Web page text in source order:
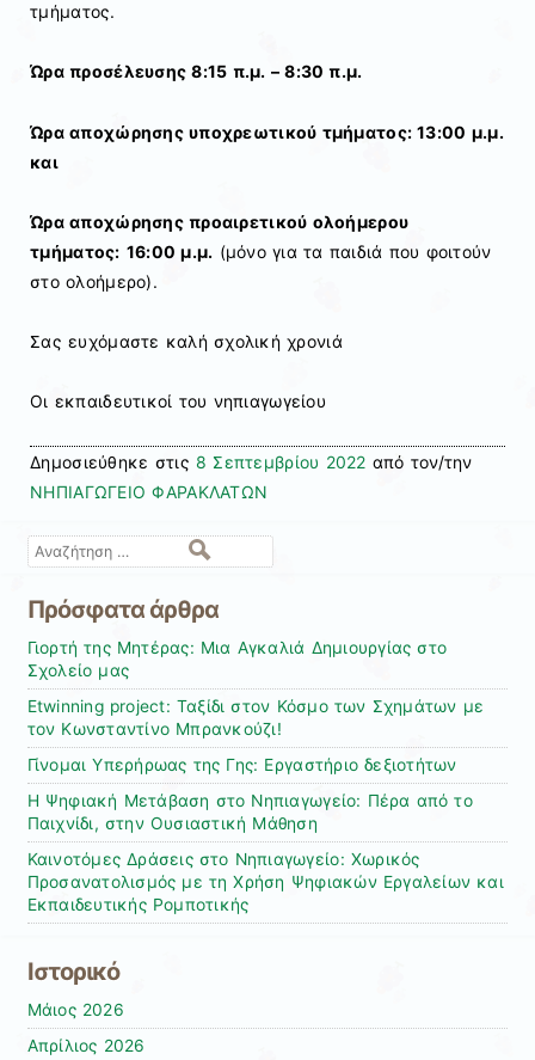
τμήματος.
Ώρα προσέλευσης 8:15 π.μ. – 8:30 π.μ.
Ώρα αποχώρησης υποχρεωτικού τμήματος: 13:00 μ.μ.
και
Ώρα αποχώρησης προαιρετικού ολοήμερου
τμήματος: 16:00 μ.μ. (μόνο για τα παιδιά που φοιτούν
στο ολοήμερο).
Σας ευχόμαστε καλή σχολική χρονιά
Οι εκπαιδευτικοί του νηπιαγωγείου
Δημοσιεύθηκε στις 8 Σεπτεμβρίου 2022 από τον/την
ΝΗΠΙΑΓΩΓΕΙΟ ΦΑΡΑΚΛΑΤΩΝ
Αναζήτηση
Πρόσφατα άρθρα
Γιορτή της Μητέρας: Μια Αγκαλιά Δημιουργίας στο
Σχολείο μας
Etwinning project: Ταξίδι στον Κόσμο των Σχημάτων με
τον Κωνσταντίνο Μπρανκούζι!
Γίνομαι Υπερήρωας της Γης: Εργαστήριο δεξιοτήτων
Η Ψηφιακή Μετάβαση στο Νηπιαγωγείο: Πέρα από το
Παιχνίδι, στην Ουσιαστική Μάθηση
Καινοτόμες Δράσεις στο Νηπιαγωγείο: Χωρικός
Προσανατολισμός με τη Χρήση Ψηφιακών Εργαλείων και
Εκπαιδευτικής Ρομποτικής
Ιστορικό
Μάιος 2026
Απρίλιος 2026